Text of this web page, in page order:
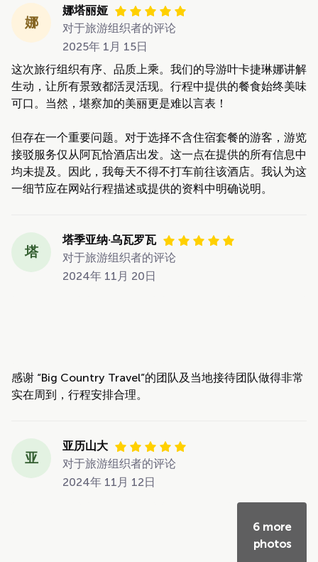
娜
娜塔丽娅
对于旅游组织者的评论
2025年 1月 15日
这次旅行组织有序、品质上乘。我们的导游叶卡捷琳娜讲解
生动，让所有景致都活灵活现。行程中提供的餐食始终美味
可口。当然，堪察加的美丽更是难以言表！
但存在一个重要问题。对于选择不含住宿套餐的游客，游览
接驳服务仅从阿瓦恰酒店出发。这一点在提供的所有信息中
均未提及。因此，我每天不得不打车前往该酒店。我认为这
一细节应在网站行程描述或提供的资料中明确说明。
塔
塔季亚纳·乌瓦罗瓦
对于旅游组织者的评论
2024年 11月 20日
感谢 “Big Country Travel”的团队及当地接待团队做得非常
实在周到，行程安排合理。
亚
亚历山大
对于旅游组织者的评论
2024年 11月 12日
6 more
photos